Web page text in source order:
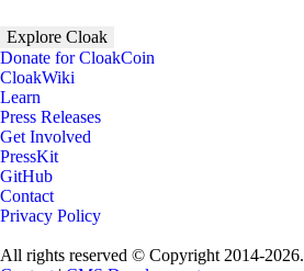
Explore Cloak
Donate for CloakCoin
CloakWiki
Learn
Press Releases
Get Involved
PressKit
GitHub
Contact
Privacy Policy
All rights reserved © Copyright 2014-2026.